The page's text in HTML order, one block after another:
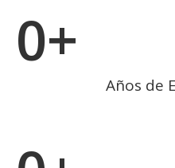
Años de
0+